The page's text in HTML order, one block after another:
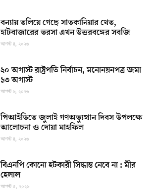
বন্যায় তলিয়ে গেছে সাতকানিয়ার খেত,
হাটবাজারের ভরসা এখন উত্তরবঙ্গের সবজি
আগস্ট ৪, ২০২৬
২০ অগাস্ট রাষ্ট্রপতি নির্বাচন, মনোনয়নপত্র জমা
১৩ অগাস্ট
আগস্ট ৬, ২০২৬
পিআইডিতে জুলাই গণঅভ্যুত্থান দিবস উপলক্ষে
আলোচনা ও দোয়া মাহফিল
আগস্ট ৪, ২০২৬
বিএনপি কোনো হটকারী সিদ্ধান্ত নেবে না : মীর
হেলাল
আগস্ট ৫, ২০২৬